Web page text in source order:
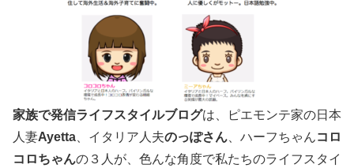
家族で発信ライフスタイルブログは、ピエモンテ家の日本
人妻Ayetta 、イタリア人夫のっぽさん 、ハーフちゃんコロ
コロちゃんの３人が、色んな角度で私たちのライフスタイ